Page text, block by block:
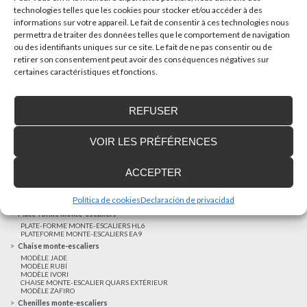
technologies telles que les cookies pour stocker et/ou accéder à des
informations sur votre appareil. Le fait de consentir à ces technologies nous
permettra de traiter des données telles que le comportement de navigation
ou des identifiants uniques sur ce site. Le fait de ne pas consentir ou de
retirer son consentement peut avoir des conséquences négatives sur
certaines caractéristiques et fonctions.
ACCEPTER
REFUSER
VOIR LES PRÉFÉRENCES
Política de cookiesDeclaración de privacidad
AUTRES NOUVELLES
Réalisations récentes
ASCENSEUR PRIVATIF EHP 05
ÉLÉVATEURS VERTICAUX BLE
Plate-forme monte-escaliers
PLATE-FORME MONTE-ESCALIERS HL6
PLATEFORME MONTE-ESCALIERS EA9
Chaise monte-escaliers
MODÈLE JADE
MODÈLE RUBÍ
MODÈLE IVORI
CHAISE MONTE-ESCALIER QUARS EXTÉRIEUR
MODÈLE ZAFIRO
Chenilles monte-escaliers